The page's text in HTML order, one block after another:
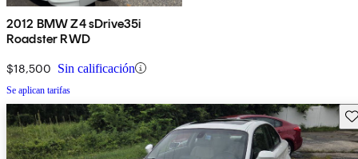
2012 BMW Z4 sDrive35i
Roadster RWD
$18,500 Sin calificación
Se aplican tarifas